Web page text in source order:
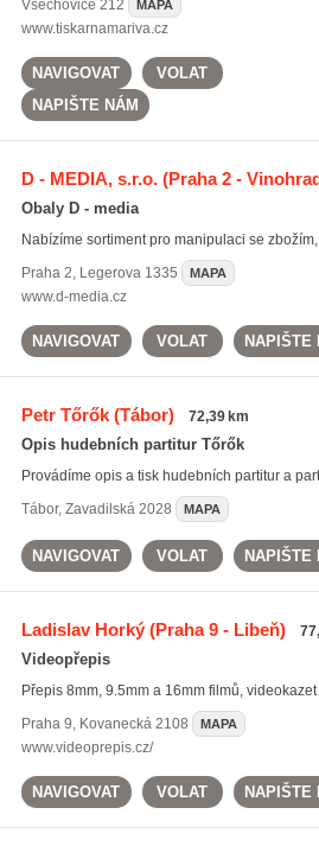
Všechovice 212 MAPA
www.tiskarnamariva.cz
NAVIGOVAT
VOLAT
NAPIŠTE NÁM
D - MEDIA, s.r.o.(Praha 2 -
Obaly D - media
Nabízíme sortiment pro manipulaci se
Praha 2, Legerova 1335 MAPA
www.d-media.cz
NAVIGOVAT VOLAT NAPIŠTE
Petr Tőrők(Tábor) 72,39 km
Opis hudebních partitur Tőrők
Provádíme opis a tisk hudebních partitur a
Tábor, Zavadilská 2028 MAPA
NAVIGOVAT VOLAT NAPIŠTE
Ladislav Horký(Praha 9 - Libeň)
Videopřepis
Přepis 8mm, 9.5mm a 16mm filmů,
Praha 9, Kovanecká 2108 MAPA
www.videoprepis.cz/
NAVIGOVAT VOLAT NAPIŠTE